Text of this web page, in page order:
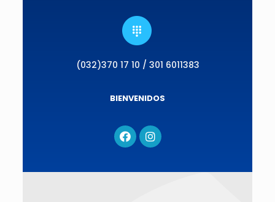
(032)370 17 10 / 301 6011383
BIENVENIDOS